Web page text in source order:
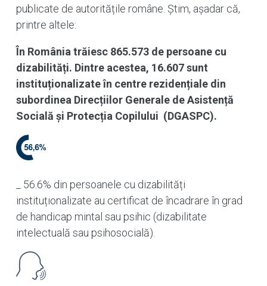
publicate de autoritățile române. Știm, așadar că,
printre altele:
În România trăiesc 865.573 de persoane cu
dizabilități. Dintre acestea, 16.607 sunt
instituționalizate în centre rezidențiale din
subordinea Direcțiilor Generale de Asistență
Socială și Protecția Copilului (DGASPC).
_ 56.6% din persoanele cu dizabilități
instituționalizate au certificat de încadrare în grad
de handicap mintal sau psihic (dizabilitate
intelectuală sau psihosocială).